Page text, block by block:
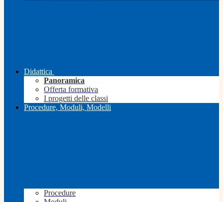
Didattica
Panoramica
Offerta formativa
I progetti delle classi
Procedure, Moduli, Modelli
Procedure